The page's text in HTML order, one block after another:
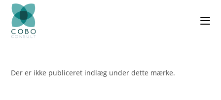
Der er ikke publiceret indlæg under dette mærke.